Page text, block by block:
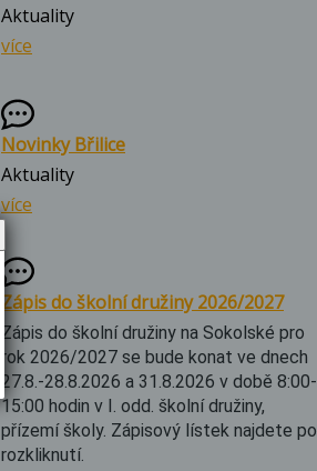
Aktuality
více
Novinky Břilice
Aktuality
více
Zápis do školní družiny 2026/2027
Zápis do školní družiny na Sokolské pro
rok 2026/2027 se bude konat ve dnech
27.8.-28.8.2026 a 31.8.2026 v době 8:00-
15:00 hodin v I. odd. školní družiny,
přízemí školy. Zápisový lístek najdete po
rozkliknutí.